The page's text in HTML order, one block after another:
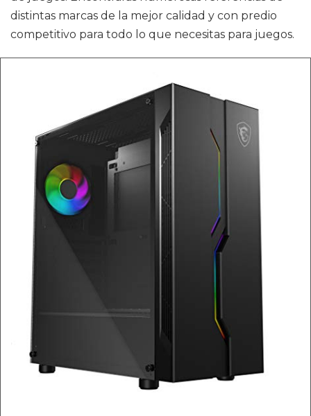
distintas marcas de la mejor calidad y con predio
competitivo para todo lo que necesitas para juegos.